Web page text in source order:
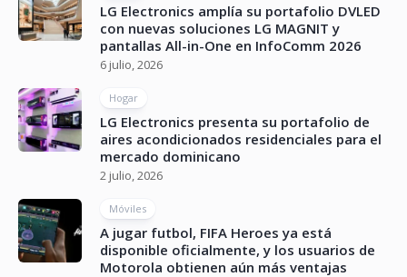
LG Electronics amplía su portafolio DVLED
con nuevas soluciones LG MAGNIT y
pantallas All-in-One en InfoComm 2026
6 julio, 2026
Hogar
LG Electronics presenta su portafolio de
aires acondicionados residenciales para el
mercado dominicano
2 julio, 2026
Móviles
A jugar futbol, FIFA Heroes ya está
disponible oficialmente, y los usuarios de
Motorola obtienen aún más ventajas